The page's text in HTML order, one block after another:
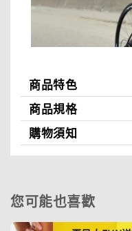
商品特色
商品規格
購物須知
您可能也喜歡